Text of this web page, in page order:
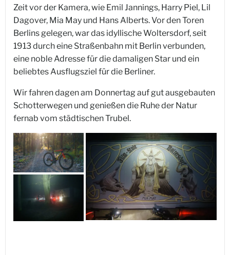
Zeit vor der Kamera, wie Emil Jannings, Harry Piel, Lil
Dagover, Mia May und Hans Alberts. Vor den Toren
Berlins gelegen, war das idyllische Woltersdorf, seit
1913 durch eine Straßenbahn mit Berlin verbunden,
eine noble Adresse für die damaligen Star und ein
beliebtes Ausflugsziel für die Berliner.
Wir fahren dagen am Donnertag auf gut ausgebauten
Schotterwegen und genießen die Ruhe der Natur
fernab vom städtischen Trubel.